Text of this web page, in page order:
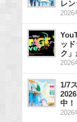
レ
2026
ッ
ク」
2026
1/7
中！
2026